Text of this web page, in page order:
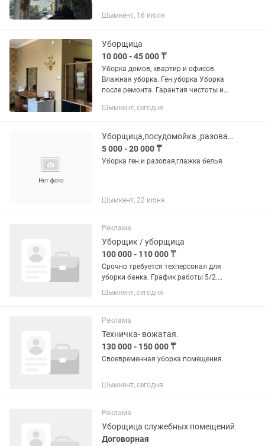
Шымкент, 16 июля
Уборщица
10 000 - 45 000 ₸
Уборка домов, квартир и офисов.
Влажная уборка. Ген.уборка Уборка
после ремонта. Гарантия чистоты и
Шымкент, сегодня
Уборщица,посудомойка ,разовая и ген.уборка.Цена договорная
5 000 - 20 000 ₸
Уборка ген.и разовая,глажка белья
Шымкент, 22 июня
Реклама
Уборщик / уборщица
100 000 - 110 000 ₸
Срочно требуется техперсонал для
уборки банка. График работы 5/2.
Режим работы начинается с 7:30 до
14:00. Возраст от 20-55 лет.
Шымкент, сегодня
Реклама
Техничка- вожатая.
130 000 - 150 000 ₸
Своевременная уборка помещения.
Шымкент, сегодня
Реклама
Уборщица служебных помещений
Договорная